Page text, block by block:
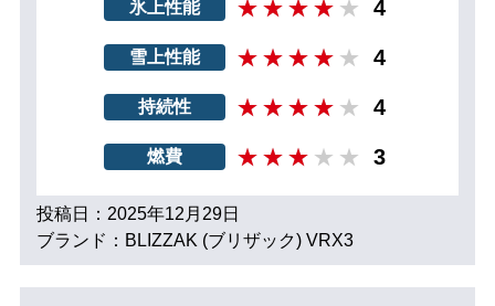
氷上性能 4
雪上性能 4
持続性 4
燃費 3
投稿日：2025年12月29日
ブランド：BLIZZAK (ブリザック) VRX3